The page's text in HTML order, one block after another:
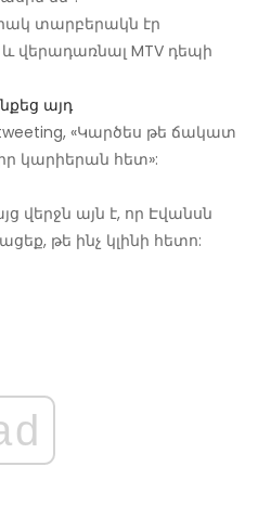
տարբերակն էր
և վերադառնալ MTV դեպի
այդ
«Կարծես թե ճակատ
կարիերան հետ»:
վերջն այն է, որ Էվանսն
թե ինչ կլինի հետո: